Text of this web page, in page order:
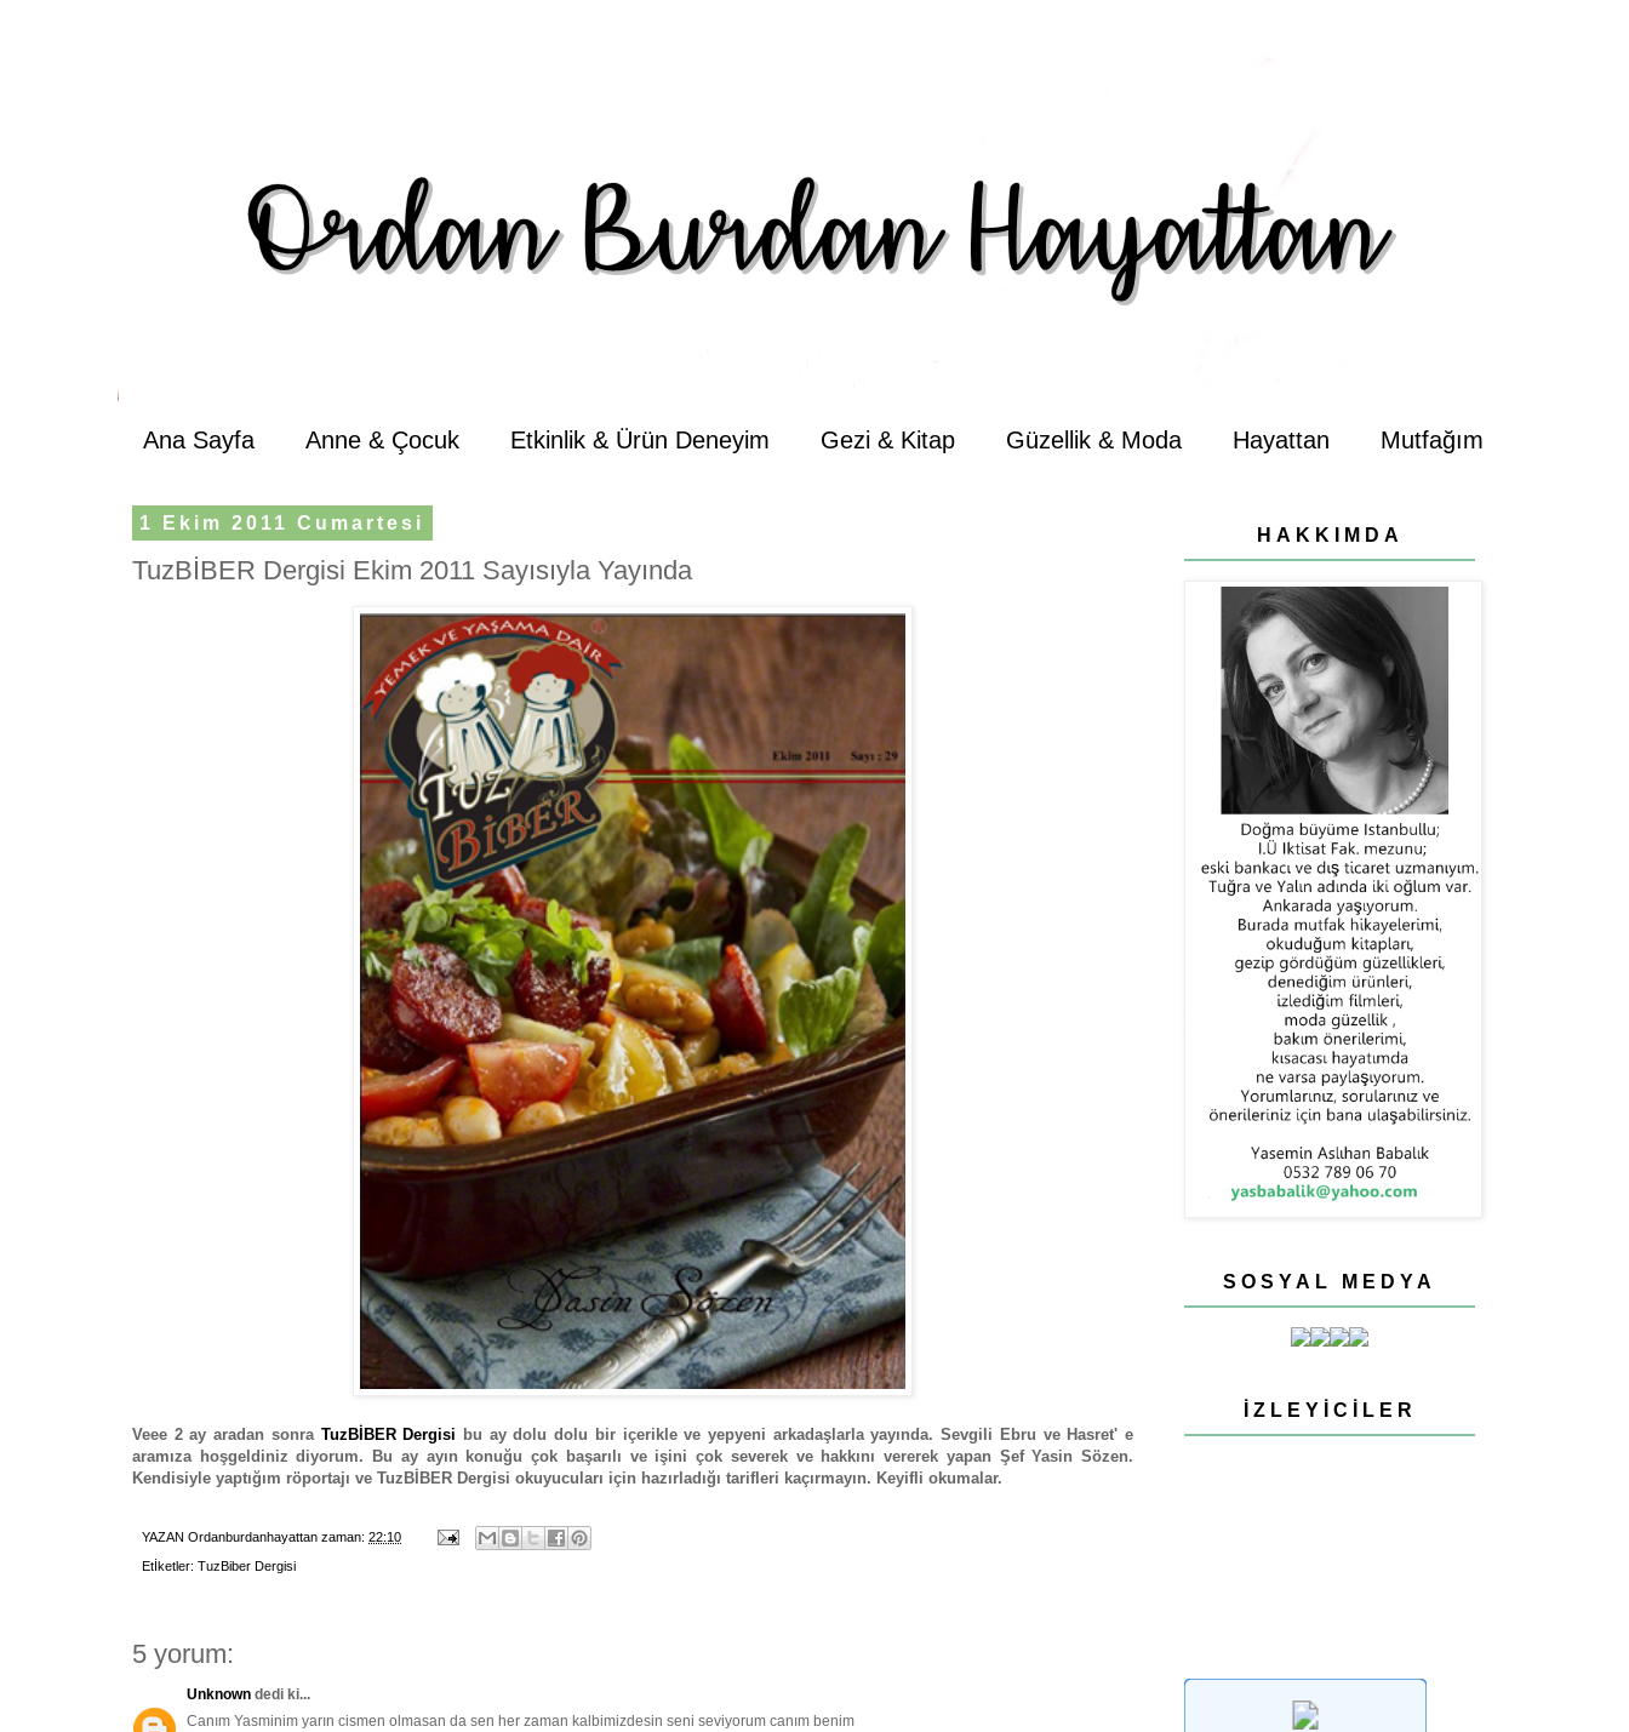
Ana Sayfa Anne & Çocuk Etkinlik & Ürün Deneyim Gezi & Kitap Güzellik & Moda Hayattan Mutfağım
1 Ekim 2011 Cumartesi
TuzBİBER Dergisi Ekim 2011 Sayısıyla Yayında
Veee 2 ay aradan sonra TuzBİBER Dergisi bu ay dolu dolu bir içerikle ve yepyeni arkadaşlarla yayında. Sevgili Ebru ve Hasret' e
aramıza hoşgeldiniz diyorum. Bu ay ayın konuğu çok başarılı ve işini çok severek ve hakkını vererek yapan Şef Yasin Sözen.
Kendisiyle yaptığım röportajı ve TuzBİBER Dergisi okuyucuları için hazırladığı tarifleri kaçırmayın. Keyifli okumalar.
YAZAN Ordanburdanhayattan zaman: 22:10
Etİketler: TuzBiber Dergisi
5 yorum:
Unknown dedi ki...
Canım Yasminim yarın cismen olmasan da sen her zaman kalbimizdesin seni seviyorum canım benim
HAKKIMDA
SOSYAL MEDYA
İZLEYICILER